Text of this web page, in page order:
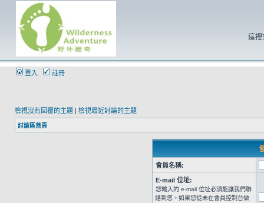
這裡
登入 註冊
檢視沒有回覆的主題 | 檢視最近討論的主題
討論區首頁
會員名稱:
E-mail 位址:
您輸入的 e-mail 位址必須能讓我們聯
絡到您。如果您從未在會員控制台做